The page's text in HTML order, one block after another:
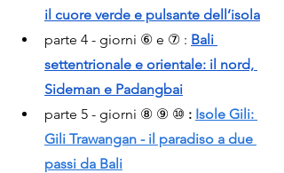
il cuore verde e pulsante dell’isola
parte 4 - giorni ⑥ e ⑦ : Bali
settentrionale e orientale: il nord,
Sideman e Padangbai
parte 5 - giorni ⑧ ⑨ ⑩ : Isole Gili:
Gili Trawangan - il paradiso a due
passi da Bali